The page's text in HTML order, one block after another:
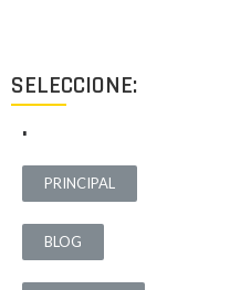
SELECCIONE:
.
PRINCIPAL
BLOG